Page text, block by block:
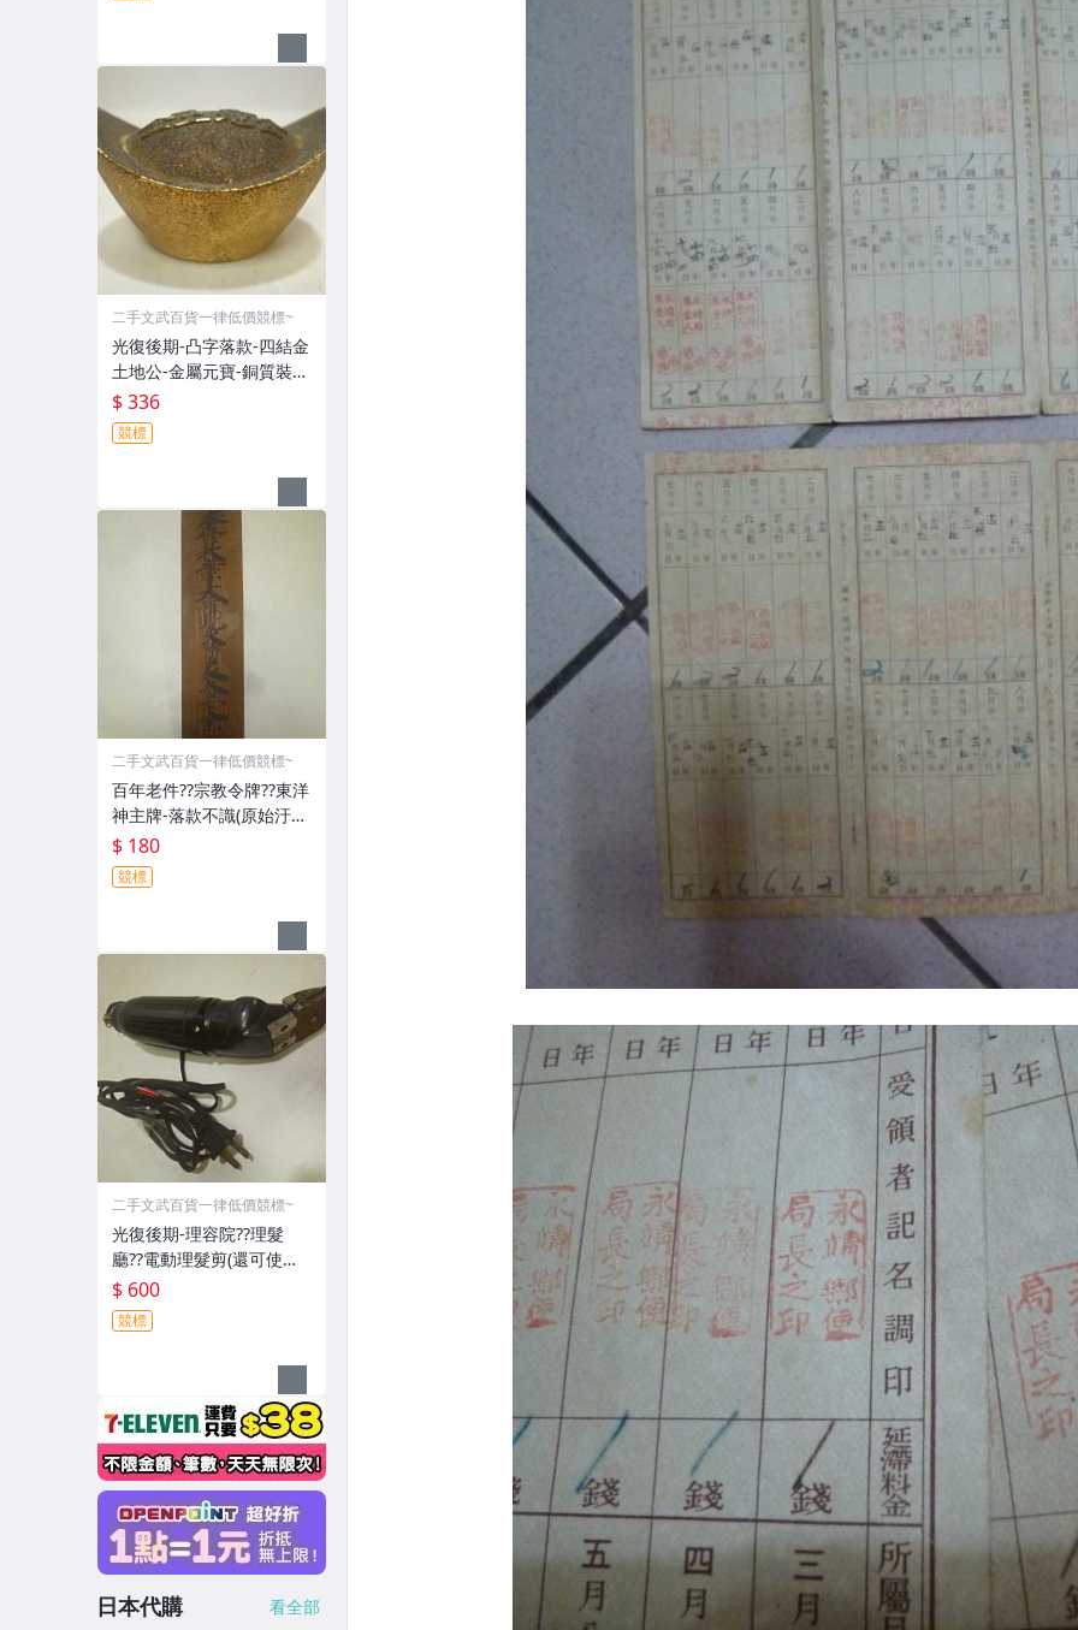
二手文武百貨一律低價競標~
光復後期-凸字落款-四結金
土地公-金屬元寶-銅質裝飾
品-宗教發財金??(郵寄免運
費)罕見收藏品
$ 336
競標
二手文武百貨一律低價競標~
百年老件??宗教令牌??東洋
神主牌-落款不識(原始汙
垢-郵寄免運費)罕見收藏
品-60729
$ 180
競標
二手文武百貨一律低價競標~
光復後期-理容院??理髮
廳??電動理髮剪(還可使用-
郵寄免運費)收藏品~收藏用
$ 600
競標
日本代購 看全部